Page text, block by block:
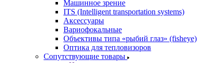
Машинное зрение
ITS (Intelligent transportation systems)
Аксессуары
Вариофокальные
Объективы типа «рыбий глаз» (fisheye)
Оптика для тепловизоров
Сопутствующие товары